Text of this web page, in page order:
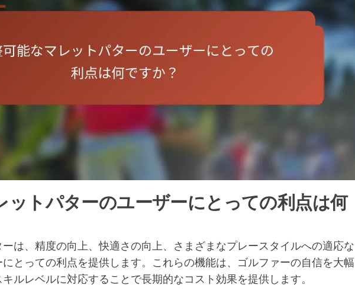
ットパターのユーザーにとっての利点は何
は、精度の向上、快適さの向上、さまざまなプレースタイルへの適応な
とっての利点を提供します。これらの機能は、ゴルファーの自信を大幅
ルレベルに対応することで長期的なコスト効果を提供します。